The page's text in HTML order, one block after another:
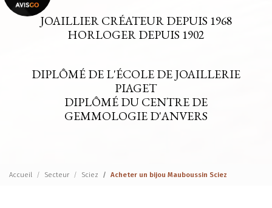
JOAILLIER CRÉATEUR DEPUIS 1968
HORLOGER DEPUIS 1902
DIPLÔMÉ DE L'ÉCOLE DE JOAILLERIE
PIAGET
DIPLÔMÉ DU CENTRE DE
GEMMOLOGIE D'ANVERS
Voir le certificat
Accueil Secteur Sciez Acheter un bijou Mauboussin Sciez